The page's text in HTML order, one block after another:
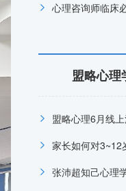
盟略心
盟略心理6月线
家长如何对3~12
张沛超知己心理